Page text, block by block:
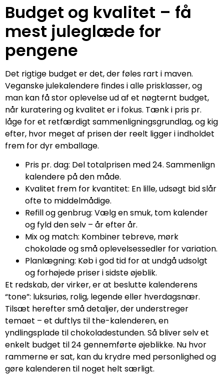
Budget og kvalitet – få
mest juleglæde for
pengene
Det rigtige budget er det, der føles rart i maven.
Veganske julekalendere findes i alle prisklasser, og
man kan få stor oplevelse ud af et nøgternt budget,
når kuratering og kvalitet er i fokus. Tænk i pris pr.
låge for et retfærdigt sammenligningsgrundlag, og kig
efter, hvor meget af prisen der reelt ligger i indholdet
frem for dyr emballage.
Pris pr. dag: Del totalprisen med 24. Sammenlign
kalendere på den måde.
Kvalitet frem for kvantitet: En lille, udsøgt bid slår
ofte to middelmådige.
Refill og genbrug: Vælg en smuk, tom kalender
og fyld den selv – år efter år.
Mix og match: Kombiner tebreve, mørk
chokolade og små oplevelsessedler for variation.
Planlægning: Køb i god tid for at undgå udsolgt
og forhøjede priser i sidste øjeblik.
Et redskab, der virker, er at beslutte kalenderens
“tone”: luksuriøs, rolig, legende eller hverdagsnær.
Tilsæt herefter små detaljer, der understreger
temaet – et duftlys til the-kalenderen, en
yndlingsplade til chokoladestunden. Så bliver selv et
enkelt budget til 24 gennemførte øjeblikke. Nu hvor
rammerne er sat, kan du krydre med personlighed og
gøre kalenderen til noget helt særligt.